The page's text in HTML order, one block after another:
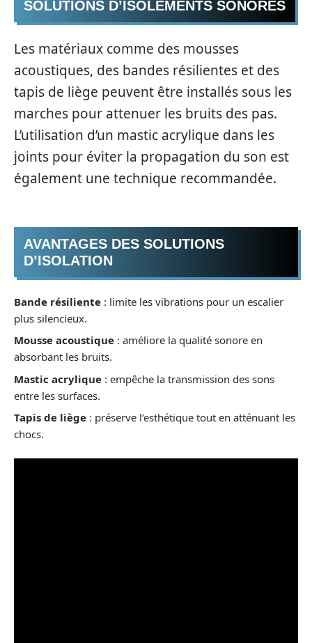
SOLUTIONS D’ISOLEMENTS SONORES
Les matériaux comme des mousses
acoustiques, des bandes résilientes et des
tapis de liège peuvent être installés sous les
marches pour attenuer les bruits des pas.
L’utilisation d’un mastic acrylique dans les
joints pour éviter la propagation du son est
également une technique recommandée.
AVANTAGES DES SOLUTIONS
D’ISOLATION
Bande résiliente : limite les vibrations pour un escalier
plus silencieux.
Mousse acoustique : améliore la qualité sonore en
absorbant les bruits.
Mastic acrylique : empêche la transmission des sons
entre les surfaces.
Tapis de liège : préserve l’esthétique tout en atténuant les
chocs.